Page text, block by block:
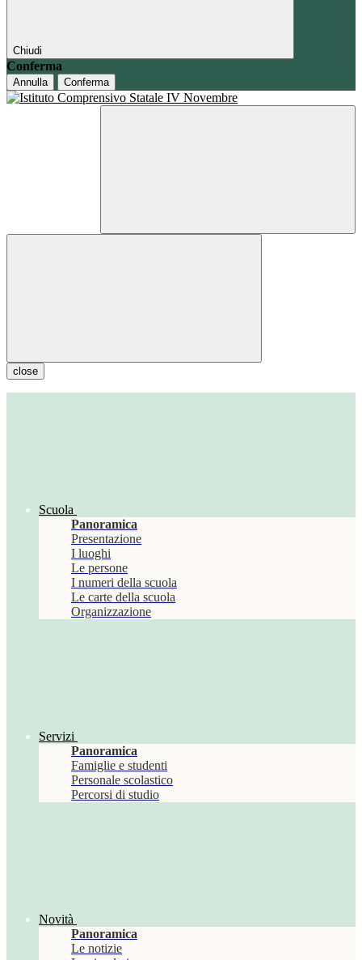
Chiudi
Conferma
Annulla Conferma
close
Scuola
Panoramica
Presentazione
I luoghi
Le persone
I numeri della scuola
Le carte della scuola
Organizzazione
Servizi
Panoramica
Famiglie e studenti
Personale scolastico
Percorsi di studio
Novità
Panoramica
Le notizie